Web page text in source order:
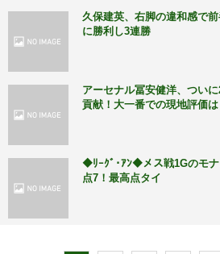
久保建英、右脚の違和感で
に勝利し3連勝
アーセナル冨安健洋、つい
貢献！大一番での現地評価は
◆ﾘｰｸﾞ･ｱﾝ◆メス戦1Gのモナ
点7！最高点タイ